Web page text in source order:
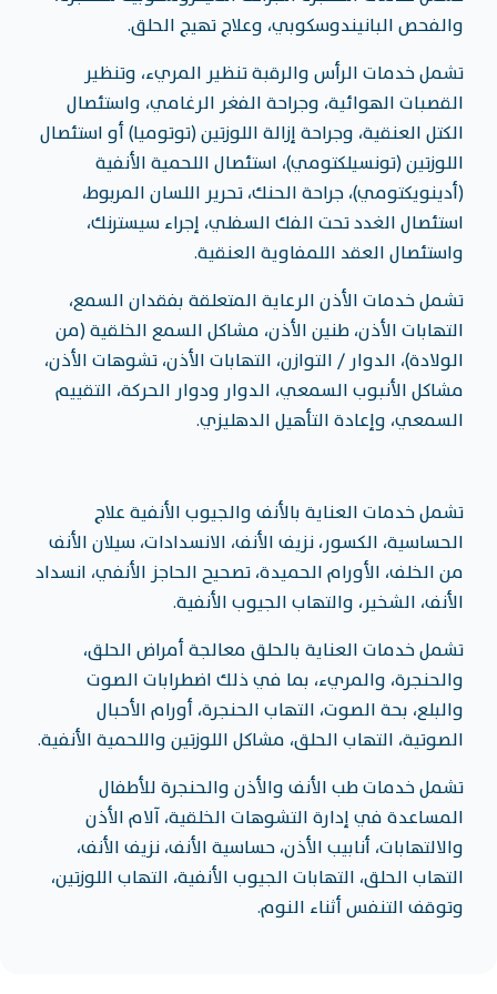
والفحص البانيندوسكوبي، وعلاج تهيج الحلق.
تشمل خدمات الرأس والرقبة تنظير المريء، وتنظير
القصبات الهوائية، وجراحة الفغر الرغامي، واستئصال
الكتل العنقية، وجراحة إزالة اللوزتين (توتوميا) أو استئصال
اللوزتين (تونسيلكتومي)، استئصال اللحمية الأنفية
(أدينويكتومي)، جراحة الحنك، تحرير اللسان المربوط،
استئصال الغدد تحت الفك السفلي، إجراء سيسترنك،
واستئصال العقد اللمفاوية العنقية.
تشمل خدمات الأذن الرعاية المتعلقة بفقدان السمع،
التهابات الأذن، طنين الأذن، مشاكل السمع الخلقية (من
الولادة)، الدوار / التوازن، التهابات الأذن، تشوهات الأذن،
مشاكل الأنبوب السمعي، الدوار ودوار الحركة، التقييم
السمعي، وإعادة التأهيل الدهليزي.
تشمل خدمات العناية بالأنف والجيوب الأنفية علاج
الحساسية، الكسور، نزيف الأنف، الانسدادات، سيلان الأنف
من الخلف، الأورام الحميدة، تصحيح الحاجز الأنفي، انسداد
الأنف، الشخير، والتهاب الجيوب الأنفية.
تشمل خدمات العناية بالحلق معالجة أمراض الحلق،
والحنجرة، والمريء، بما في ذلك اضطرابات الصوت
والبلع، بحة الصوت، التهاب الحنجرة، أورام الأحبال
الصوتية، التهاب الحلق، مشاكل اللوزتين واللحمية الأنفية.
تشمل خدمات طب الأنف والأذن والحنجرة للأطفال
المساعدة في إدارة التشوهات الخلقية، آلام الأذن
والالتهابات، أنابيب الأذن، حساسية الأنف، نزيف الأنف،
التهاب الحلق، التهابات الجيوب الأنفية، التهاب اللوزتين،
وتوقف التنفس أثناء النوم.